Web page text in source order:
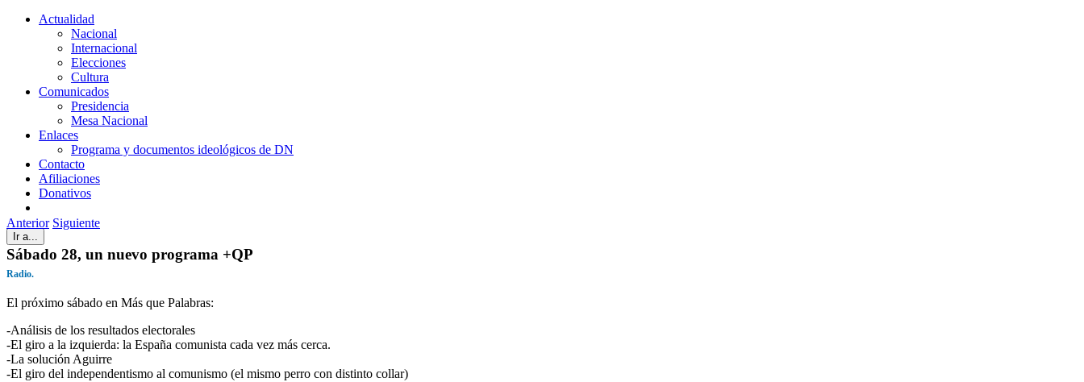
Actualidad
Nacional
Internacional
Elecciones
Cultura
Comunicados
Presidencia
Mesa Nacional
Enlaces
Programa y documentos ideológicos de DN
Contacto
Afiliaciones
Donativos
Ir a...
Anterior Siguiente
Sábado 28, un nuevo programa +QP
Radio.
El próximo sábado en Más que Palabras:
-Análisis de los resultados electorales
-El giro a la izquierda: la España comunista cada vez más cerca.
-La solución Aguirre
-El giro del independentismo al comunismo (el mismo perro con distinto collar)